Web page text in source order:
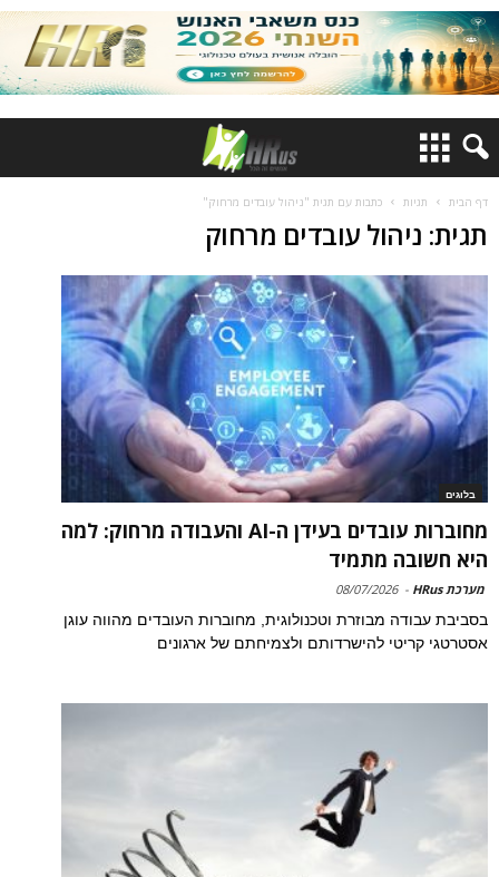
דף הבית תגיות כתבות עם תגית "ניהול עובדים מרחוק"
תגית: ניהול עובדים מרחוק
בלוגים
מחוברות עובדים בעידן ה-AI והעבודה מרחוק: למה
היא חשובה מתמיד
מערכת HRus -
08/07/2026
בסביבת עבודה מבוזרת וטכנולוגית, מחוברות העובדים מהווה עוגן
אסטרטגי קריטי להישרדותם ולצמיחתם של ארגונים